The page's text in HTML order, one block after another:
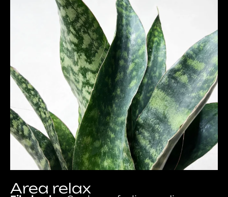
Area relax